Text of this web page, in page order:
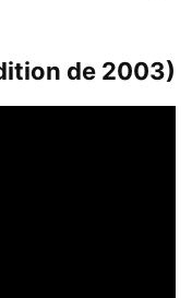
de 2003)